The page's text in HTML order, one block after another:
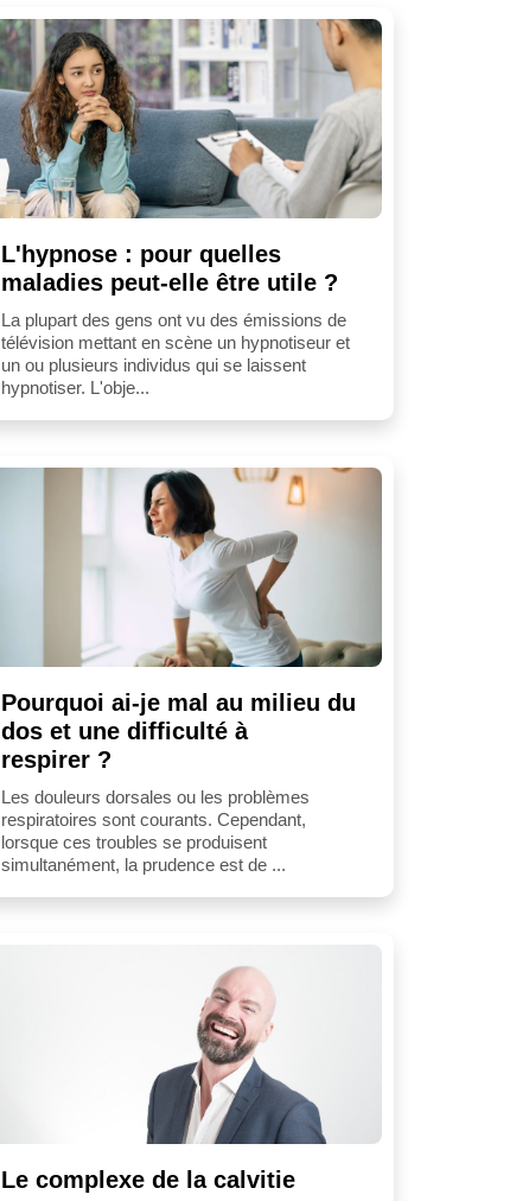
L'hypnose : pour quelles
maladies peut-elle être utile ?
La plupart des gens ont vu des émissions de
télévision mettant en scène un hypnotiseur et
un ou plusieurs individus qui se laissent
hypnotiser. L'obje...
Pourquoi ai-je mal au milieu du
dos et une difficulté à
respirer ?
Les douleurs dorsales ou les problèmes
respiratoires sont courants. Cependant,
lorsque ces troubles se produisent
simultanément, la prudence est de ...
Le complexe de la calvitie